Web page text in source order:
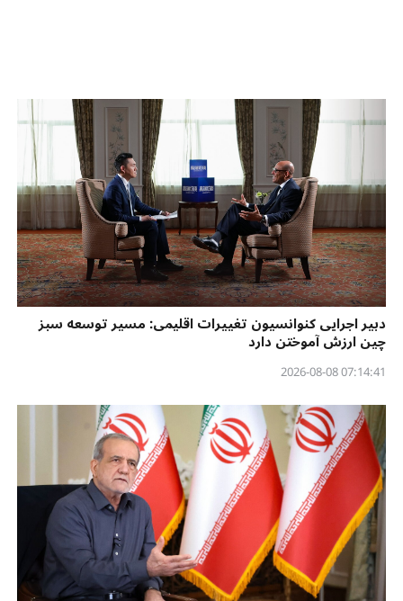
دبیر اجرایی کنوانسیون تغییرات اقلیمی: مسیر توسعه سبز
چین ارزش آموختن دارد
07:14:41 2026-08-08